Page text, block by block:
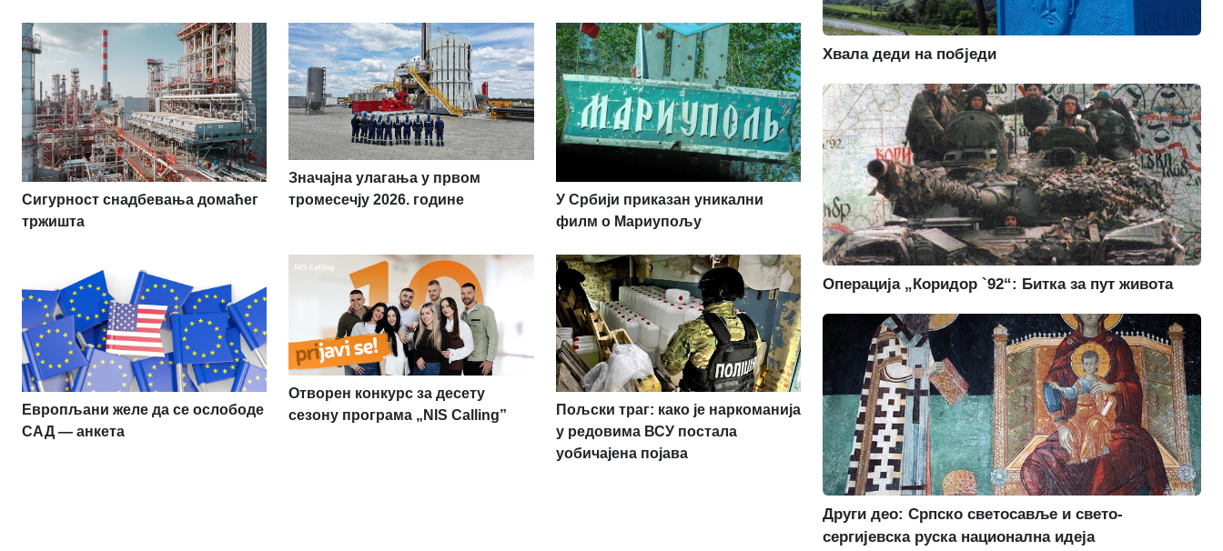
Сигурност снадбевања домаћег
тржишта
Значајна улагања у првом
тромесечју 2026. године
У Србији приказан уникални
филм о Мариупољу
Европљани желе да се ослободе
САД — анкета
Отворен конкурс за десету
сезону програма „NIS Calling”
Пољски траг: како је наркоманија
у редовима ВСУ постала
уобичајена појава
Хвала деди на побједи
Операција „Коридор `92“: Битка за пут живота
Други део: Српско светосавље и свето-
сергијевска руска национална идеја